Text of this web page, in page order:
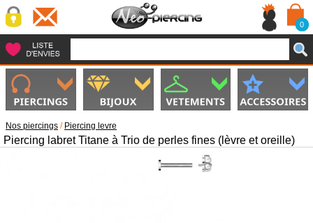
0
Nos piercings / Piercing levre
Piercing labret Titane à Trio de perles fines (lèvre et oreille)